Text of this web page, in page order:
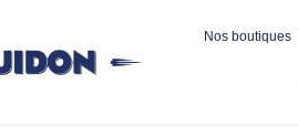
Nos boutiques